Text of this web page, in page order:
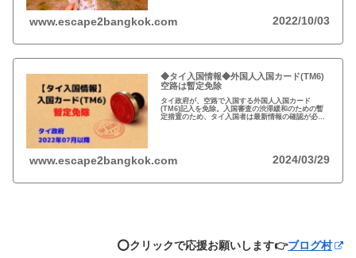
www.escape2bangkok.com 2022/10/03
◆タイ入国情報◆外国人入国カード(TM6)
空路は暫定免除
タイ政府が、空路で入国する外国人入国カード
(TM6)記入を免除。入国審査の渋滞緩和のための暫
定措置のため、タイ入国者は最新情報の確認が必
www.escape2bangkok.com 2024/03/29
⭕️クリックで応援お願いします👉ブログ村